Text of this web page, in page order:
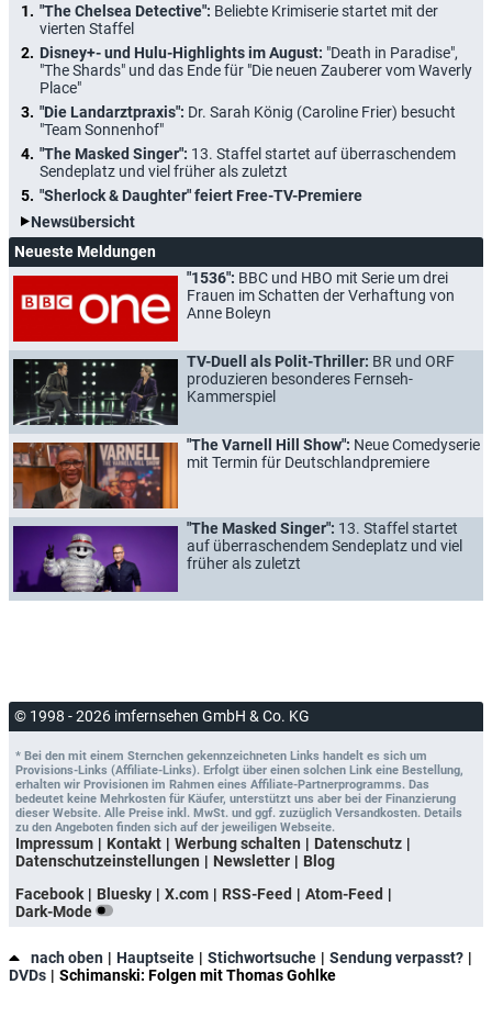
"The Chelsea Detective": Beliebte Krimiserie startet mit der
vierten Staffel
Disney+- und Hulu-Highlights im August: "Death in Paradise",
"The Shards" und das Ende für "Die neuen Zauberer vom Waverly
Place"
"Die Landarztpraxis": Dr. Sarah König (Caroline Frier) besucht
"Team Sonnenhof"
"The Masked Singer": 13. Staffel startet auf überraschendem
Sendeplatz und viel früher als zuletzt
"Sherlock & Daughter" feiert Free-TV-Premiere
Newsübersicht
Neueste Meldungen
"1536": BBC und HBO mit Serie um drei
Frauen im Schatten der Verhaftung von
Anne Boleyn
TV-Duell als Polit-Thriller: BR und ORF
produzieren besonderes Fernseh-
Kammerspiel
"The Varnell Hill Show": Neue Comedyserie
mit Termin für Deutschlandpremiere
"The Masked Singer": 13. Staffel startet
auf überraschendem Sendeplatz und viel
früher als zuletzt
© 1998 - 2026 imfernsehen GmbH & Co. KG
* Bei den mit einem Sternchen gekennzeichneten Links handelt es sich um
Provisions-Links (Affiliate-Links). Erfolgt über einen solchen Link eine Bestellung,
erhalten wir Provisionen im Rahmen eines Affiliate-Partnerprogramms. Das
bedeutet keine Mehrkosten für Käufer, unterstützt uns aber bei der Finanzierung
dieser Website. Alle Preise inkl. MwSt. und ggf. zuzüglich Versandkosten. Details
zu den Angeboten finden sich auf der jeweiligen Webseite.
Impressum Kontakt Werbung schalten
Datenschutz
Datenschutzeinstellungen
Newsletter
Blog
Facebook
Bluesky X.com RSS-Feed
Atom-Feed
Dark-Mode
nach oben Hauptseite Stichwortsuche
Sendung verpasst?
DVDs
Schimanski: Folgen mit Thomas Gohlke